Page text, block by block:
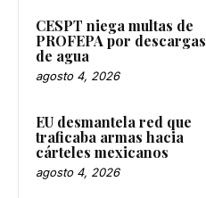
CESPT niega multas de
PROFEPA por descargas
de agua
agosto 4, 2026
EU desmantela red que
traficaba armas hacia
cárteles mexicanos
agosto 4, 2026